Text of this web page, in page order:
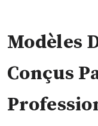
Modèles
Conçus